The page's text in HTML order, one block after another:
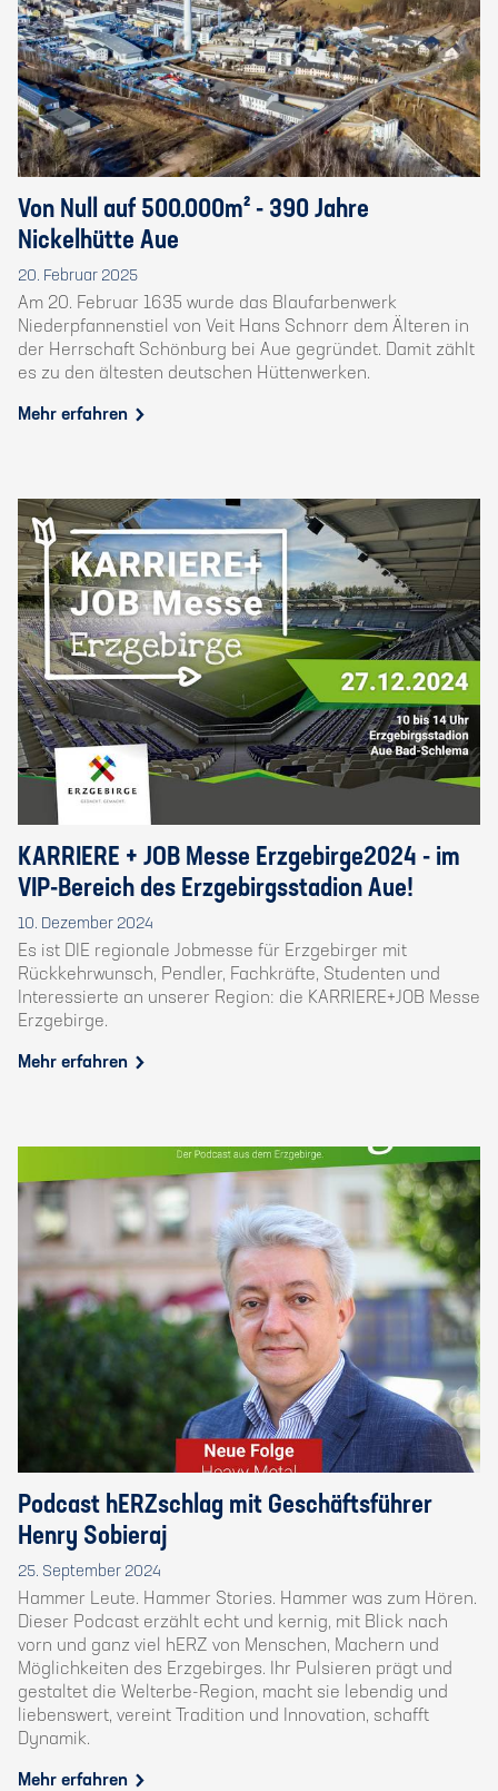
Von Null auf 500.000m² - 390 Jahre
Nickelhütte Aue
20. Februar 2025
Am 20. Februar 1635 wurde das Blaufarbenwerk
Niederpfannenstiel von Veit Hans Schnorr dem Älteren in
der Herrschaft Schönburg bei Aue gegründet. Damit zählt
es zu den ältesten deutschen Hüttenwerken.
Mehr erfahren
KARRIERE + JOB Messe Erzgebirge2024 - im
VIP-Bereich des Erzgebirgsstadion Aue!
10. Dezember 2024
Es ist DIE regionale Jobmesse für Erzgebirger mit
Rückkehrwunsch, Pendler, Fachkräfte, Studenten und
Interessierte an unserer Region: die KARRIERE+JOB Messe
Erzgebirge.
Mehr erfahren
Podcast hERZschlag mit Geschäftsführer
Henry Sobieraj
25. September 2024
Hammer Leute. Hammer Stories. Hammer was zum Hören.
Dieser Podcast erzählt echt und kernig, mit Blick nach
vorn und ganz viel hERZ von Menschen, Machern und
Möglichkeiten des Erzgebirges. Ihr Pulsieren prägt und
gestaltet die Welterbe-Region, macht sie lebendig und
liebenswert, vereint Tradition und Innovation, schafft
Dynamik.
Mehr erfahren